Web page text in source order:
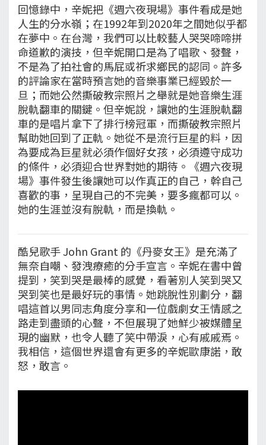
回憶錄中，辛妮把《週六夜現場》事件看成是她
人生的分水嶺；在1992年到2020年之間她似乎都
在夢中。在台灣，我們可以比較藝人哭哭啼啼拼
命道歉的演技，但辛妮開口是為了唱歌、發聲，
不是為了拍社會的馬屁或祈求鄉民的認同。許多
的評論家在當時預言她的音樂事業已經毀於一
旦；而她公然撕破教宗照片之舉就是她音樂生涯
脫軌翻車的關鍵。但辛妮說，讓她的生涯脫軌翻
車的是唱片拿下了排行榜冠軍，而撕破教宗照片
幫助她回到了正軌。她從不是流行巨星的料，因
為要成為巨星就必須作個好女孩，必須遵守成功
的條件，必須迎合世界對她的期待。《週六夜現
場》事件發生後讓她可以作真正的自己，幹自己
喜歡的事，呈現自己的不完美，要多瘋都可以。
她的生涯並沒有脫軌，而是換軌。
酷兒歌手 John Grant 的《丹麥女王》是充滿了
無奈自嘲、發洩療癒的分手宣言。辛妮在書中曾
提到，笑到哭是最棒的感覺，看著別人笑到哭又
哭到笑也是最好玩的事情。她跳脫性別劃分，翻
唱這首以男同志角度分享和一位戲劇女王情感之
路走到盡頭的心聲，不但展現了她鮮少被媒體呈
現的幽默，也令人聽了笑中帶淚，心有戚戚焉。
我相信，這個世界還會有更多的辛妮歐康諾，敢
怒，敢言。